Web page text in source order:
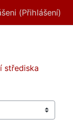
(Přihlášení)
střediska